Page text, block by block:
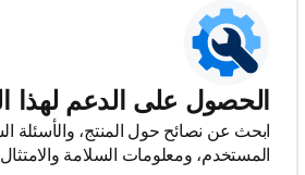
الحصول على الدعم لهذا
ابحث عن نصائح حول المنتج، والأسئلة
المستخدم، ومعلومات السلامة